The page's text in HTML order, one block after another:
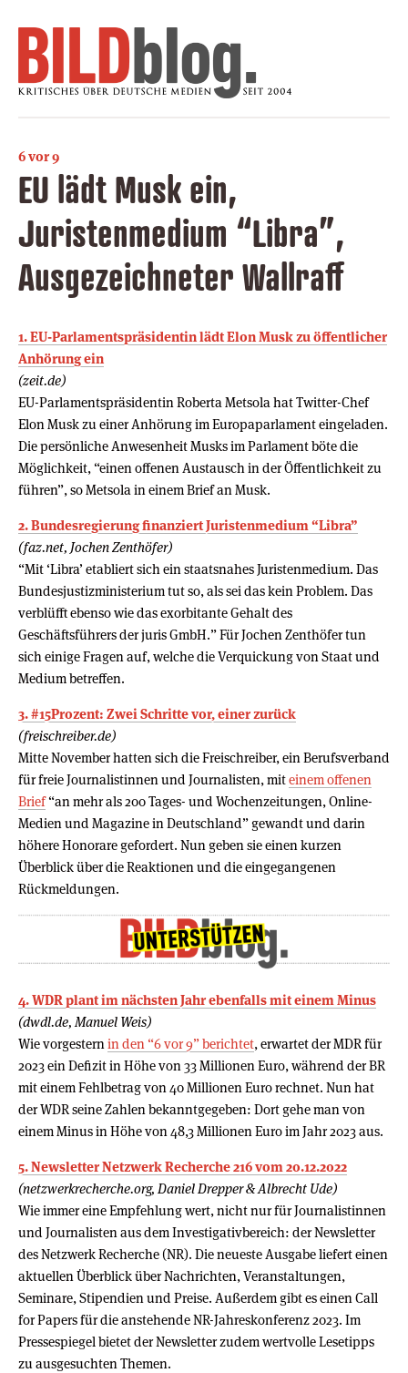
6 vor 9
EU lädt Musk ein,
Juristenmedium “Libra”,
Ausgezeichneter Wallraff
1. EU-Parlamentspräsidentin lädt Elon Musk zu öffentlicher
Anhörung ein
(zeit.de)
EU-Parlamentspräsidentin Roberta Metsola hat Twitter-Chef
Elon Musk zu einer Anhörung im Europaparlament eingeladen.
Die persönliche Anwesenheit Musks im Parlament böte die
Möglichkeit, “einen offenen Austausch in der Öffentlichkeit zu
führen”, so Metsola in einem Brief an Musk.
2. Bundesregierung finanziert Juristenmedium “Libra”
(faz.net, Jochen Zenthöfer)
“Mit ‘Libra’ etabliert sich ein staatsnahes Juristenmedium. Das
Bundesjustizministerium tut so, als sei das kein Problem. Das
verblüfft ebenso wie das exorbitante Gehalt des
Geschäftsführers der juris GmbH.” Für Jochen Zenthöfer tun
sich einige Fragen auf, welche die Verquickung von Staat und
Medium betreffen.
3. #15Prozent: Zwei Schritte vor, einer zurück
(freischreiber.de)
Mitte November hatten sich die Freischreiber, ein Berufsverband
für freie Journalistinnen und Journalisten, miteinem offenen
Brief“an mehr als 200 Tages- und Wochenzeitungen, Online-
Medien und Magazine in Deutschland” gewandt und darin
höhere Honorare gefordert. Nun geben sie einen kurzen
Überblick über die Reaktionen und die eingegangenen
Rückmeldungen.
4. WDR plant im nächsten Jahr ebenfalls mit einem Minus
(dwdl.de, Manuel Weis)
Wie vorgestern in den “6 vor 9” berichtet, erwartet der MDR für
2023 ein Defizit in Höhe von 33 Millionen Euro, während der BR
mit einem Fehlbetrag von 40 Millionen Euro rechnet. Nun hat
der WDR seine Zahlen bekanntgegeben: Dort gehe man von
einem Minus in Höhe von 48,3 Millionen Euro im Jahr 2023 aus.
5. Newsletter Netzwerk Recherche 216 vom 20.12.2022
(netzwerkrecherche.org, Daniel Drepper & Albrecht Ude)
Wie immer eine Empfehlung wert, nicht nur für Journalistinnen
und Journalisten aus dem Investigativbereich: der Newsletter
des Netzwerk Recherche (NR). Die neueste Ausgabe liefert einen
aktuellen Überblick über Nachrichten, Veranstaltungen,
Seminare, Stipendien und Preise. Außerdem gibt es einen Call
for Papers für die anstehende NR-Jahreskonferenz 2023. Im
Pressespiegel bietet der Newsletter zudem wertvolle Lesetipps
zu ausgesuchten Themen.